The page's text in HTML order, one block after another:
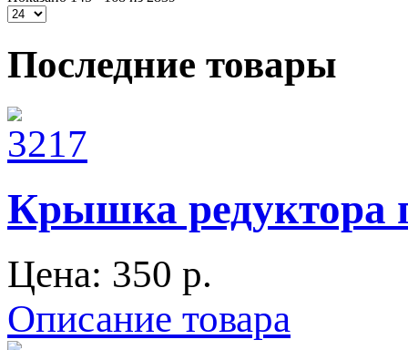
Последние товары
Крышка редуктора
Цена: 350 p.
Описание товара